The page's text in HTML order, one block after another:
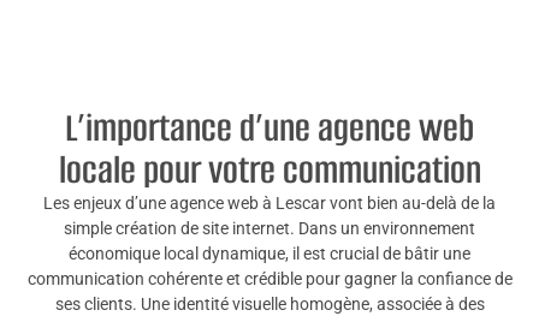
L’importance d’une agence web
locale pour votre communication
Les enjeux d’une agence web à Lescar vont bien au-delà de la
simple création de site internet. Dans un environnement
économique local dynamique, il est crucial de bâtir une
communication cohérente et crédible pour gagner la confiance de
ses clients. Une identité visuelle homogène, associée à des